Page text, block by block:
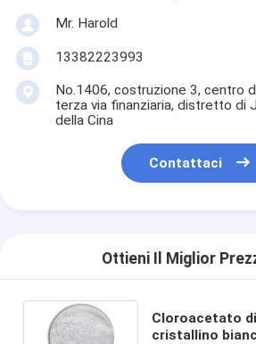
Mr. Harold
13382223993
No.1406, costruzione 3, centro
terza via finanziaria, distretto di
della Cina
Contattaci
Ottieni Il Miglior
Cloroacetato
cristallino